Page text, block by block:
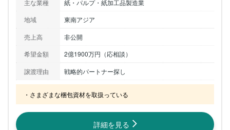
主な業種
紙・パルプ・紙加工品製造業
地域
東南アジア
売上高
非公開
希望金額
2億1900万円（応相談）
譲渡理由
戦略的パートナー探し
・さまざまな梱包資材を取扱っている
詳細を見る